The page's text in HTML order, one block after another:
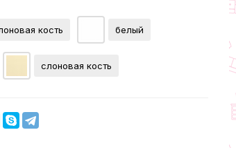
кость белый
слоновая кость